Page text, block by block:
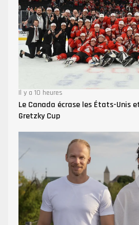
Il y a 10 heures
Le Canada écrase les États-Unis
Gretzky Cup